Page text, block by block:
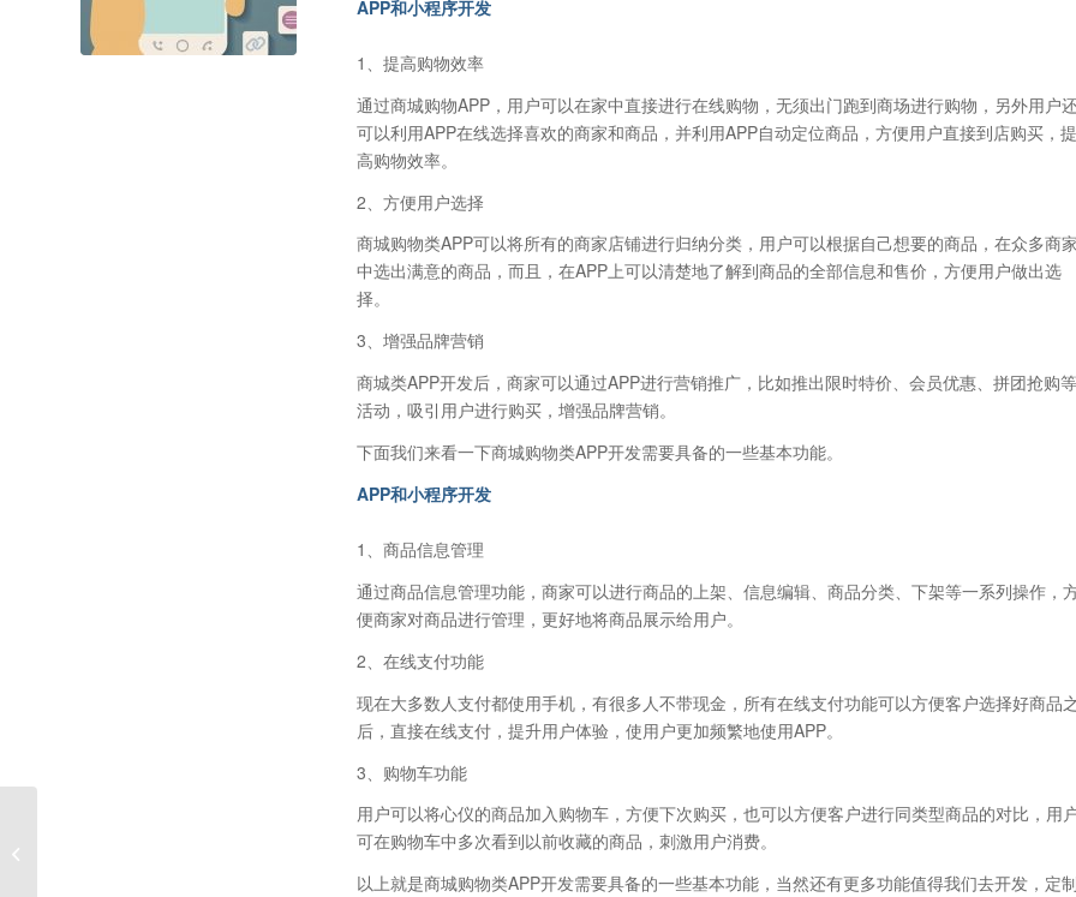
APP和小程序开发
1、提高购物效率
通过商城购物APP，用户可以在家中直接进行在线购物，无须出门跑到商场进行购物，另外用户
可以利用APP在线选择喜欢的商家和商品，并利用APP自动定位商品，方便用户直接到店购买，提
高购物效率。
2、方便用户选择
商城购物类APP可以将所有的商家店铺进行归纳分类，用户可以根据自己想要的商品，在众多商家
中选出满意的商品，而且，在APP上可以清楚地了解到商品的全部信息和售价，方便用户做出选
择。
3、增强品牌营销
商城类APP开发后，商家可以通过APP进行营销推广，比如推出限时特价、会员优惠、拼团抢购等
活动，吸引用户进行购买，增强品牌营销。
下面我们来看一下商城购物类APP开发需要具备的一些基本功能。
APP和小程序开发
1、商品信息管理
通过商品信息管理功能，商家可以进行商品的上架、信息编辑、商品分类、下架等一系列操作，
便商家对商品进行管理，更好地将商品展示给用户。
2、在线支付功能
现在大多数人支付都使用手机，有很多人不带现金，所有在线支付功能可以方便客户选择好商品之
后，直接在线支付，提升用户体验，使用户更加频繁地使用APP。
3、购物车功能
用户可以将心仪的商品加入购物车，方便下次购买，也可以方便客户进行同类型商品的对比，用
可在购物车中多次看到以前收藏的商品，刺激用户消费。
以上就是商城购物类APP开发需要具备的一些基本功能，当然还有更多功能值得我们去开发，定制